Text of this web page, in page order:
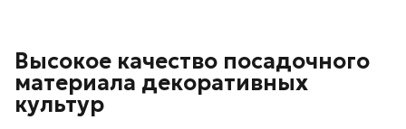
Высокое качество посадочного
материала декоративных
культур